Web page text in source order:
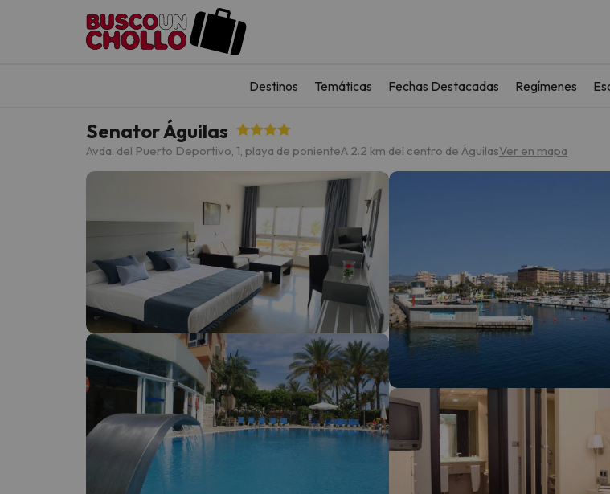
Destinos Temáticas Fechas Destacadas Regímenes
Senator Águilas
Avda. del Puerto Deportivo, 1, playa de ponienteA 2.2 km del centro de ÁguilasVer en mapa